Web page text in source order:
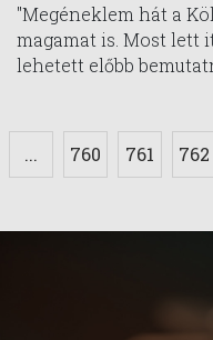
"Megéneklem hát a
magamat is. Most lett
lehetett előbb
... 760 761 762